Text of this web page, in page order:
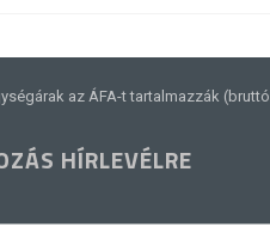
az ÁFA-t tartalmazzák (bruttó
HÍRLEVÉLRE